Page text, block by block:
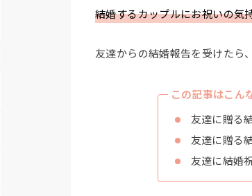
結婚するカップルにお祝いの気
友達からの結婚報告を受けたら
この記事はこん
友達に贈る
友達に贈る
友達に結婚